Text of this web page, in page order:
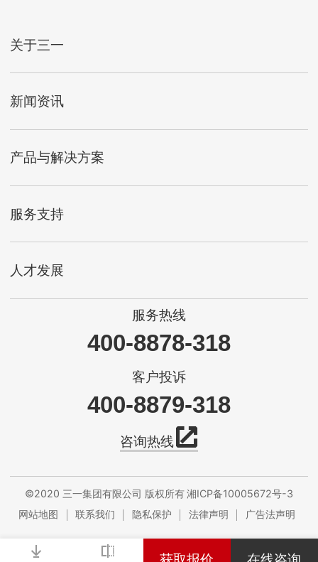
关于三一
新闻资讯
产品与解决方案
服务支持
人才发展
服务热线
400-8878-318
客户投诉
400-8879-318
咨询热线
©2020 三一集团有限公司 版权所有湘ICP备10005672号-3
网站地图
联系我们 隐私保护 法律声明 广告法声明